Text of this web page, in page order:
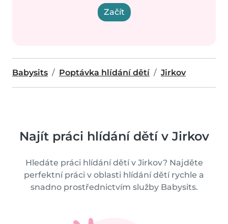
Začít
Babysits Poptávka hlídání dětí Jirkov
Najít práci hlídání dětí v Jirkov
Hledáte práci hlídání dětí v Jirkov? Najděte
perfektní práci v oblasti hlídání dětí rychle a
snadno prostřednictvím služby Babysits.